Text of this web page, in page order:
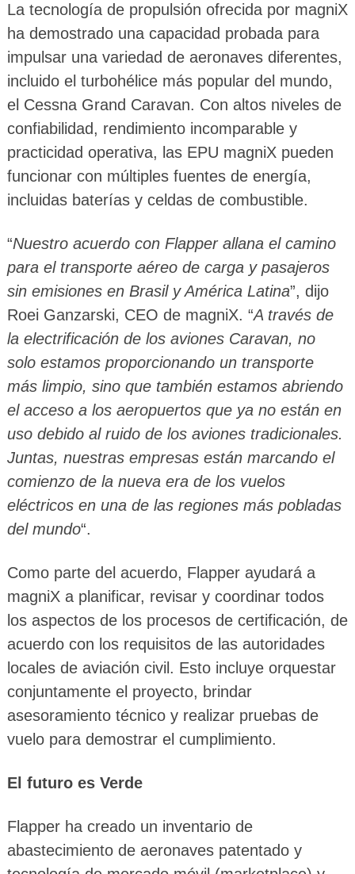
La tecnología de propulsión ofrecida por magniX
ha demostrado una capacidad probada para
impulsar una variedad de aeronaves diferentes,
incluido el turbohélice más popular del mundo,
el Cessna Grand Caravan. Con altos niveles de
confiabilidad, rendimiento incomparable y
practicidad operativa, las EPU magniX pueden
funcionar con múltiples fuentes de energía,
incluidas baterías y celdas de combustible.
“Nuestro acuerdo con Flapper allana el camino
para el transporte aéreo de carga y pasajeros
sin emisiones en Brasil y América Latina”, dijo
Roei Ganzarski, CEO de magniX. “A través de
la electrificación de los aviones Caravan, no
solo estamos proporcionando un transporte
más limpio, sino que también estamos abriendo
el acceso a los aeropuertos que ya no están en
uso debido al ruido de los aviones tradicionales.
Juntas, nuestras empresas están marcando el
comienzo de la nueva era de los vuelos
eléctricos en una de las regiones más pobladas
del mundo“.
Como parte del acuerdo, Flapper ayudará a
magniX a planificar, revisar y coordinar todos
los aspectos de los procesos de certificación, de
acuerdo con los requisitos de las autoridades
locales de aviación civil. Esto incluye orquestar
conjuntamente el proyecto, brindar
asesoramiento técnico y realizar pruebas de
vuelo para demostrar el cumplimiento.
El futuro es Verde
Flapper ha creado un inventario de
abastecimiento de aeronaves patentado y